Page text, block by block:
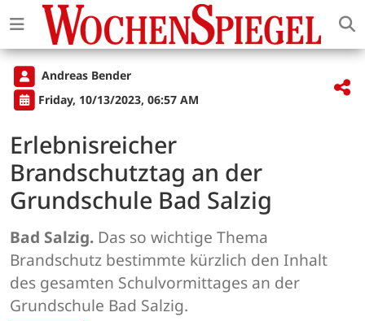
Andreas Bender
Friday, 10/13/2023, 06:57 AM
Erlebnisreicher
Brandschutztag an der
Grundschule Bad Salzig
Bad Salzig. Das so wichtige Thema
Brandschutz bestimmte kürzlich den Inhalt
des gesamten Schulvormittages an der
Grundschule Bad Salzig.